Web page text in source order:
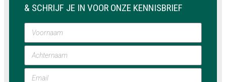
& SCHRIJF JE IN VOOR ONZE KENNISBRIEF